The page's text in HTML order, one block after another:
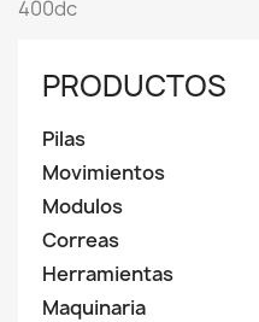
400dc
PRODUCTOS
Pilas
Movimientos
Modulos
Correas
Herramientas
Maquinaria